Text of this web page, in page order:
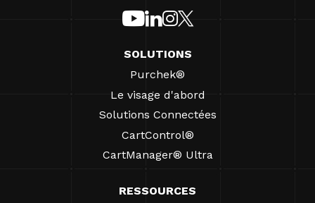
SOLUTIONS
Purchek®
Le visage d'abord
Solutions Connectées
CartControl®
CartManager® Ultra
RESSOURCES